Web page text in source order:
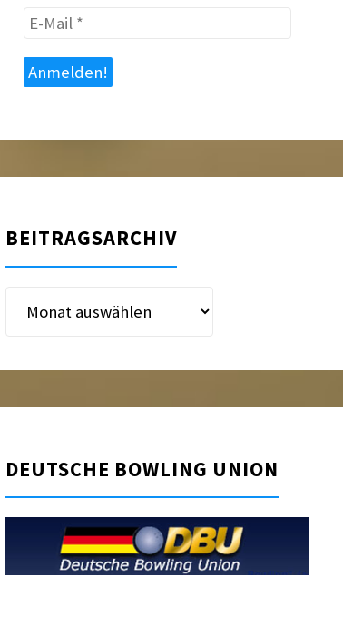
E-
Mail
BEITRAGSARCHIV
Beitragsarchiv
DEUTSCHE BOWLING UNION